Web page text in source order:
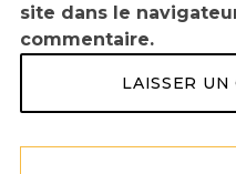
site dans le
commentaire.